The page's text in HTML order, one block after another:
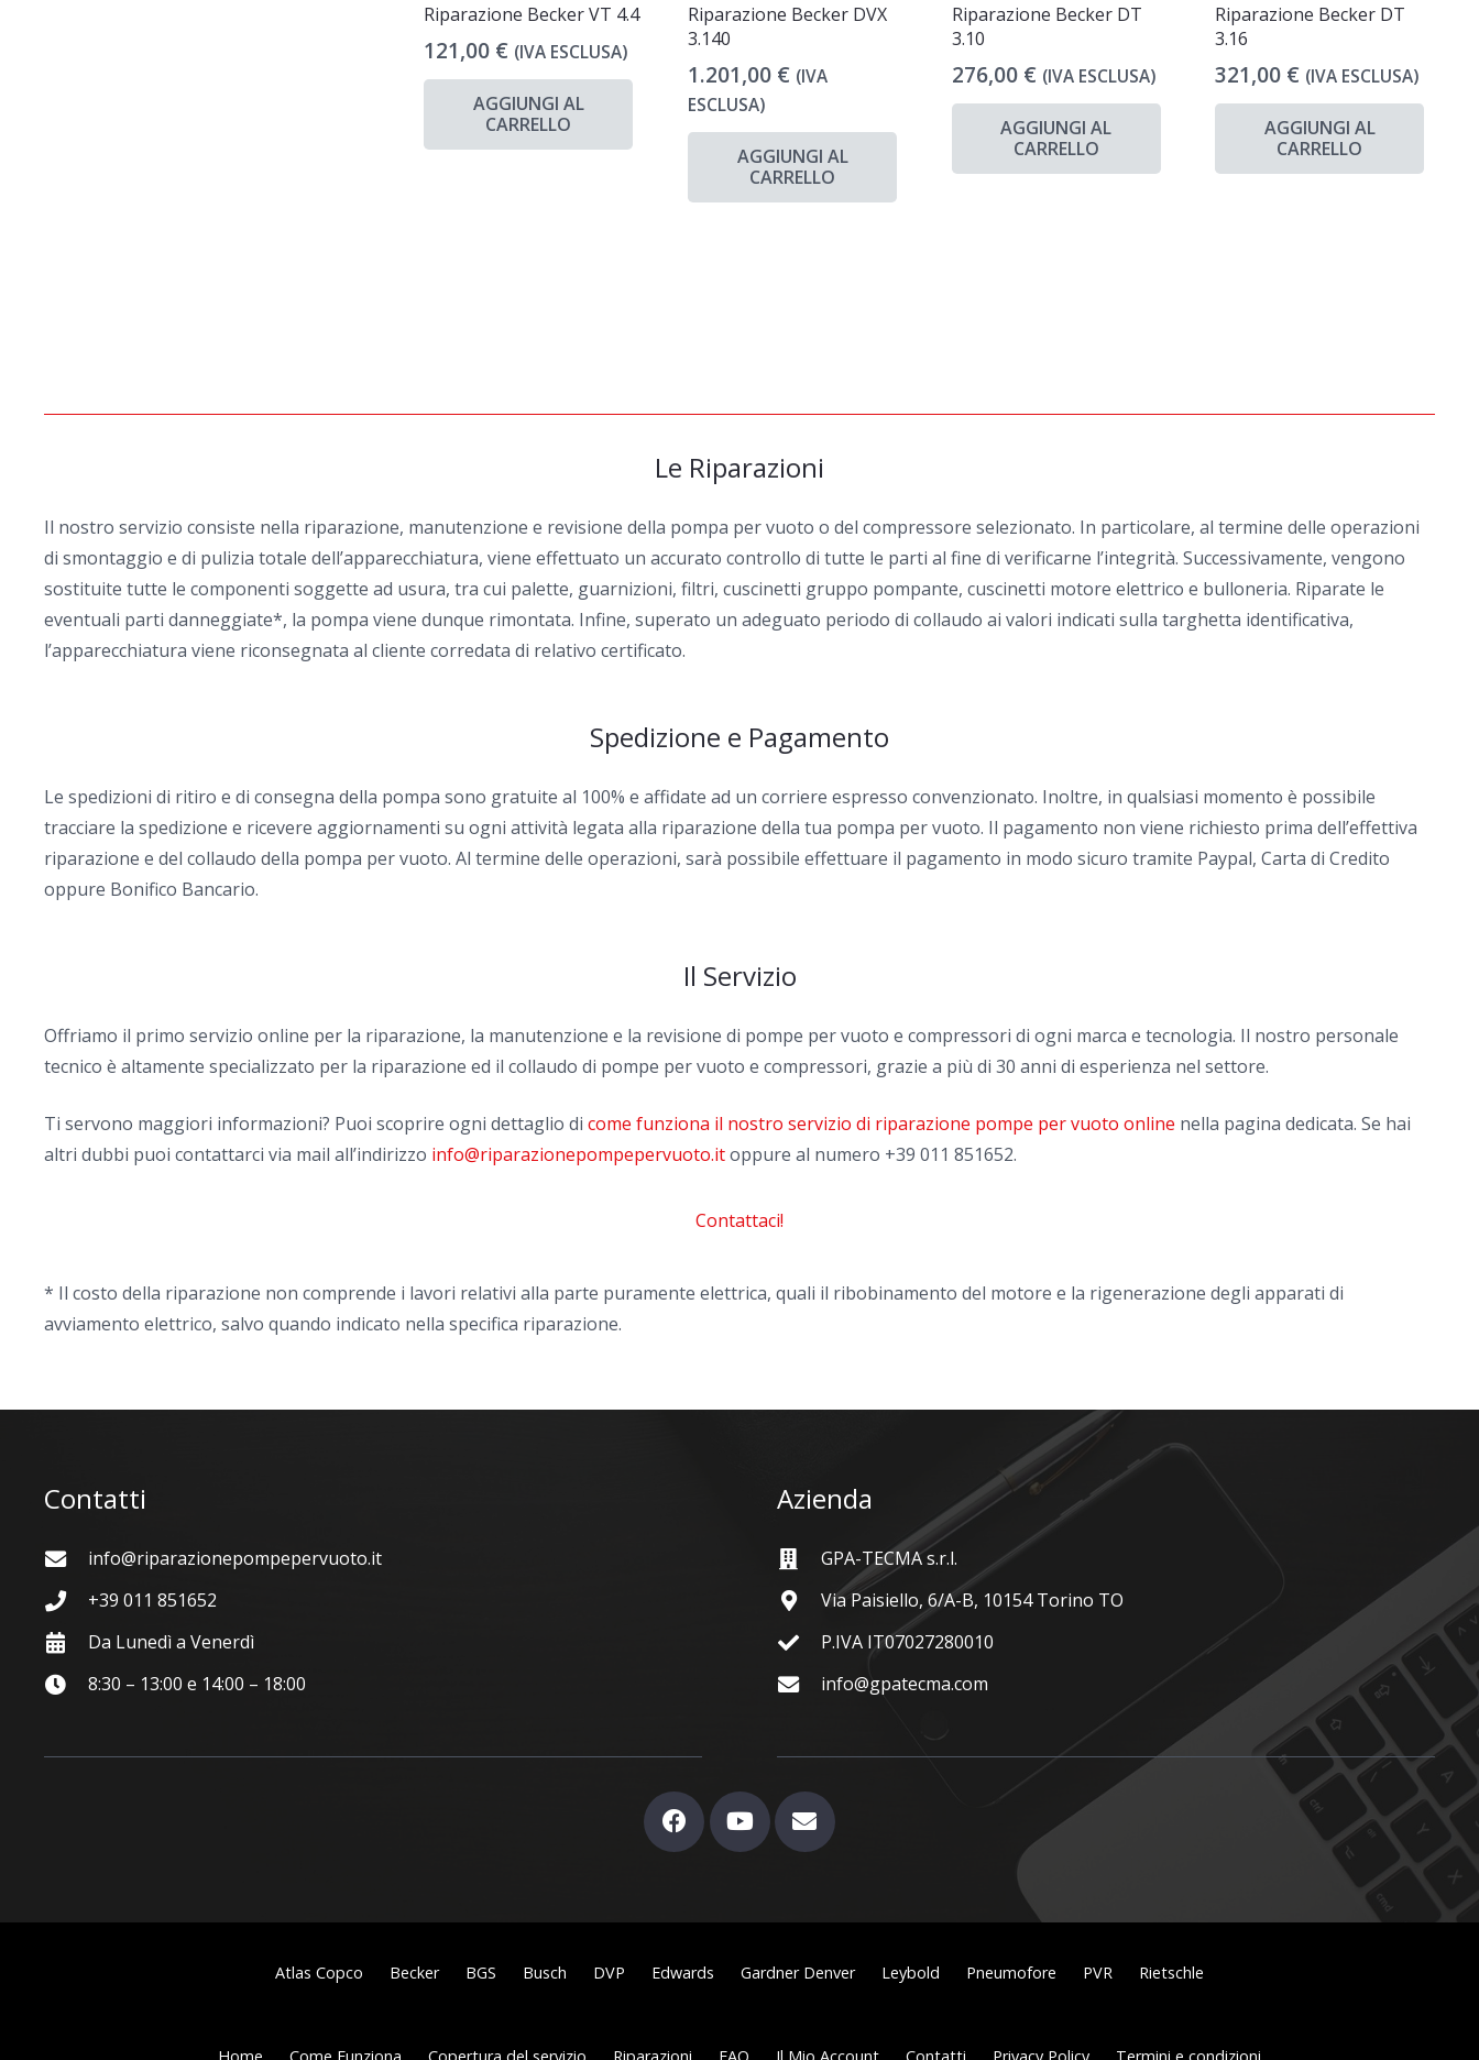
Riparazione Becker VT 4.4
121,00 € (IVA ESCLUSA)
AGGIUNGI AL
CARRELLO
Riparazione Becker DVX
3.140
1.201,00 € (IVA
ESCLUSA)
AGGIUNGI AL
CARRELLO
Riparazione Becker DT
3.10
276,00 € (IVA ESCLUSA)
AGGIUNGI AL
CARRELLO
Riparazione Becker DT
3.16
321,00 € (IVA ESCLUSA)
AGGIUNGI AL
CARRELLO
Le Riparazioni
Il nostro servizio consiste nella riparazione, manutenzione e revisione della pompa per vuoto o del compressore selezionato. In particolare, al termine delle operazioni
di smontaggio e di pulizia totale dell’apparecchiatura, viene effettuato un accurato controllo di tutte le parti al fine di verificarne l’integrità. Successivamente, vengono
sostituite tutte le componenti soggette ad usura, tra cui palette, guarnizioni, filtri, cuscinetti gruppo pompante, cuscinetti motore elettrico e bulloneria. Riparate le
eventuali parti danneggiate*, la pompa viene dunque rimontata. Infine, superato un adeguato periodo di collaudo ai valori indicati sulla targhetta identificativa,
l’apparecchiatura viene riconsegnata al cliente corredata di relativo certificato.
Spedizione e Pagamento
Le spedizioni di ritiro e di consegna della pompa sono gratuite al 100% e affidate ad un corriere espresso convenzionato. Inoltre, in qualsiasi momento è possibile
tracciare la spedizione e ricevere aggiornamenti su ogni attività legata alla riparazione della tua pompa per vuoto. Il pagamento non viene richiesto prima dell’effettiva
riparazione e del collaudo della pompa per vuoto. Al termine delle operazioni, sarà possibile effettuare il pagamento in modo sicuro tramite Paypal, Carta di Credito
oppure Bonifico Bancario.
Il Servizio
Offriamo il primo servizio online per la riparazione, la manutenzione e la revisione di pompe per vuoto e compressori di ogni marca e tecnologia. Il nostro personale
tecnico è altamente specializzato per la riparazione ed il collaudo di pompe per vuoto e compressori, grazie a più di 30 anni di esperienza nel settore.
Ti servono maggiori informazioni? Puoi scoprire ogni dettaglio di come funziona il nostro servizio di riparazione pompe per vuoto online nella pagina dedicata. Se hai
altri dubbi puoi contattarci via mail all’indirizzo info@riparazionepompepervuoto.itoppure al numero +39 011 851652.
Contattaci!
* Il costo della riparazione non comprende i lavori relativi alla parte puramente elettrica, quali il ribobinamento del motore e la rigenerazione degli apparati di
avviamento elettrico, salvo quando indicato nella specifica riparazione.
Contatti
info@riparazionepompepervuoto.it
+39 011 851652
Da Lunedì a Venerdì
8:30 – 13:00 e 14:00 – 18:00
Azienda
GPA-TECMA s.r.l.
Via Paisiello, 6/A-B, 10154 Torino TO
P.IVA IT07027280010
info@gpatecma.com
Atlas Copco Becker BGS Busch DVP Edwards Gardner Denver Leybold Pneumofore PVR Rietschle